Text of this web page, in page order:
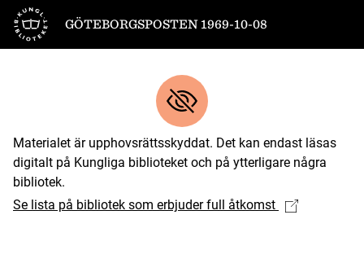
Till startsidan
GÖTEBORGSPOSTEN 1969-10-08
Materialet är upphovsrättsskyddat. Det kan endast läsas
digitalt på Kungliga biblioteket och på ytterligare några
bibliotek.
Se lista på bibliotek som erbjuder full åtkomst